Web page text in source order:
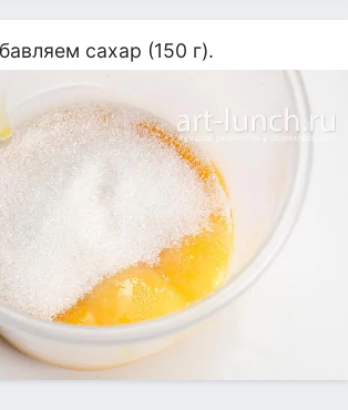
сахар (150 г).